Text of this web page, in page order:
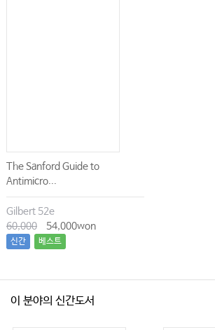
The Sanford Guide to
Antimicro...
Gilbert 52e
60,000
54,000won
신간 베스트
이 분야의 신간도서